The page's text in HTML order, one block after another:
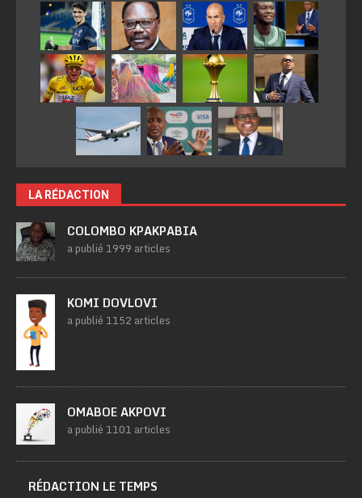
LA RÉDACTION
COLOMBO KPAKPABIA
a publié 1999 articles
KOMI DOVLOVI
a publié 1152 articles
OMABOE AKPOVI
a publié 1101 articles
RÉDACTION LE TEMPS